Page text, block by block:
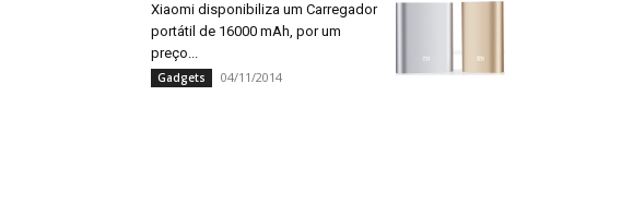
Xiaomi disponibiliza um Carregador
portátil de 16000 mAh, por um
preço...
Gadgets 04/11/2014